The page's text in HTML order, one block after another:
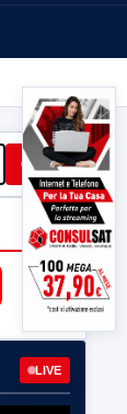
Cerca
LIVE